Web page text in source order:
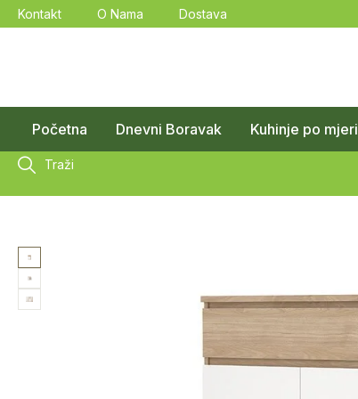
Kontakt O Nama Dostava
Početna Dnevni Boravak Kuhinje po mjeri
Traži